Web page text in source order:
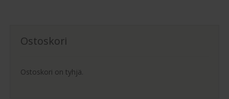
Ostoskori
Ostoskori on tyhjä.